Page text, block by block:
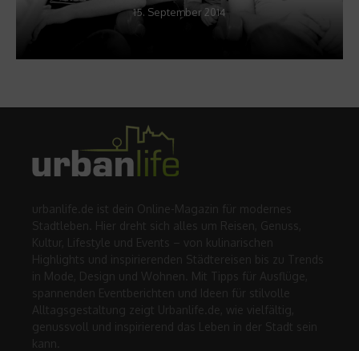
15. September 2014
urbanlife.de ist dein Online-Magazin für modernes
Stadtleben. Hier dreht sich alles um Reisen, Genuss,
Kultur, Lifestyle und Events – von kulinarischen
Highlights und inspirierenden Städtereisen bis zu Trends
in Mode, Design und Wohnen. Mit Tipps für Ausflüge,
spannenden Eventberichten und Ideen für stilvolle
Alltagsgestaltung zeigt Urbanlife.de, wie vielfältig,
genussvoll und inspirierend das Leben in der Stadt sein
kann.